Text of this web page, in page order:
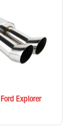
Ford Explorer